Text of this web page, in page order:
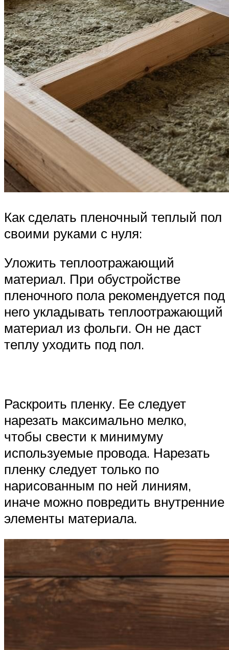
Как сделать пленочный теплый пол
своими руками с нуля:
Уложить теплоотражающий
материал. При обустройстве
пленочного пола рекомендуется под
него укладывать теплоотражающий
материал из фольги. Он не даст
теплу уходить под пол.
Раскроить пленку. Ее следует
нарезать максимально мелко,
чтобы свести к минимуму
используемые провода. Нарезать
пленку следует только по
нарисованным по ней линиям,
иначе можно повредить внутренние
элементы материала.